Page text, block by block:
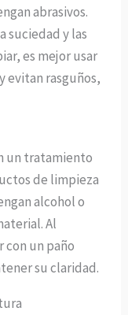
abrasivos.
suciedad y las
es mejor usar
evitan rasguños,
un tratamiento
de limpieza
alcohol o
Al
un paño
su claridad.